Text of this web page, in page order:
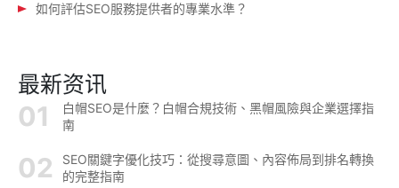
如何評估SEO服務提供者的專業水準？
最新资讯
白帽SEO是什麼？白帽合規技術、黑帽風險與企業選擇指
南
SEO關鍵字優化技巧：從搜尋意圖、內容佈局到排名轉換
的完整指南